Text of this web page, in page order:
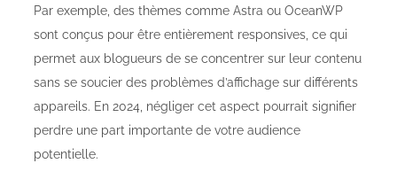
Par exemple, des thèmes comme Astra ou OceanWP
sont conçus pour être entièrement responsives, ce qui
permet aux blogueurs de se concentrer sur leur contenu
sans se soucier des problèmes d’affichage sur différents
appareils. En 2024, négliger cet aspect pourrait signifier
perdre une part importante de votre audience
potentielle.